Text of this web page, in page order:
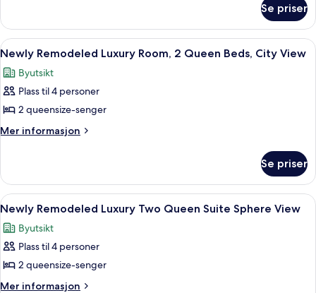
1
King
Bed,
City
View
Remodeled
Luxury
Room,
King
Bed,
View
Se priser
Åpne
alle
bildene
av
Newly
Remodeled
2
Queen
Beds,
City
View
Sengetøy i egyptisk bomull,
6
Newly Remodeled Luxury Room, 2 Queen Beds, City View
Byutsikt
Plass til 4 personer
2 queensize-senger
Mer informasjon
Mer
Remodeled
Luxury
Room,
Queen
Beds,
View
Se priser
Åpne
alle
bildene
av
Newly
Remodeled
Newly Remodeled Luxury Two
6
Newly Remodeled Luxury Two Queen Suite Sphere View
Byutsikt
Plass til 4 personer
2 queensize-senger
Mer informasjon
Mer